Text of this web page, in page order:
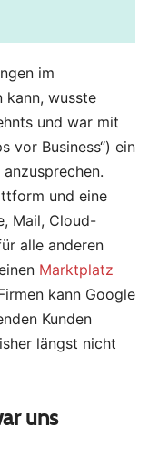
im
kann, wusste
und war mit
vor Business“) ein
und eine
Mail, Cloud-
alle anderen
Marktplatz
kann Google
Kunden
längst nicht
uns